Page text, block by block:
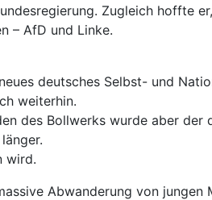
Zugleich hoffte
– AfD und Linke.
deutsches Selbst- und
weiterhin.
des Bollwerks wurde aber der
wird.
Abwanderung von jungen